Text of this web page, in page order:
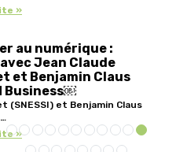
»
au numérique :
Jean Claude
et Benjamin Claus
Business￼
(SNESSI) et Benjamin Claus
»